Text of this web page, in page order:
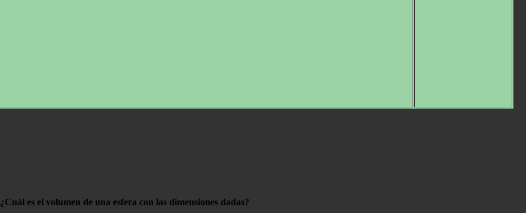
¿Cuál es el volumen de una esfera con las dimensiones dadas?